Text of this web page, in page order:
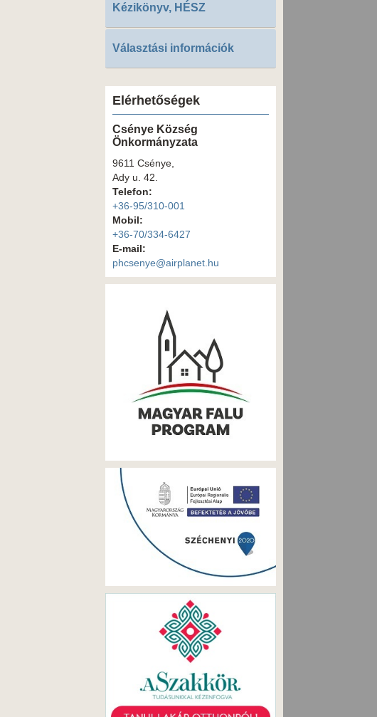
Kézikönyv, HÉSZ
Választási információk
Elérhetőségek
Csénye Község
Önkormányzata
9611 Csénye,
Ady u. 42.
Telefon:
+36-95/310-001
Mobil:
+36-70/334-6427
E-mail:
phcsenye@airplanet.hu